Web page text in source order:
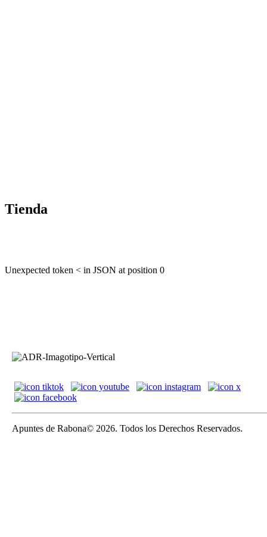
Tienda
Unexpected token < in JSON at position 0
Apuntes de Rabona© 2026. Todos los Derechos Reservados.